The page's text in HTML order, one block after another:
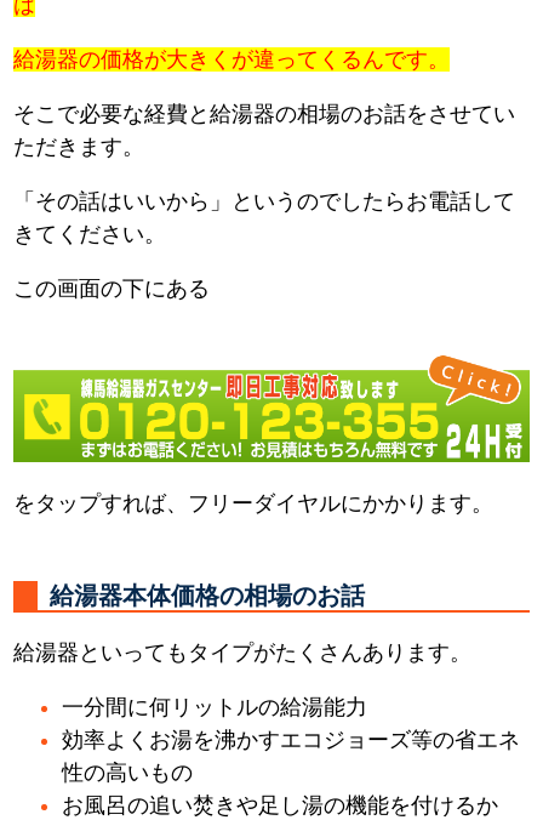
給湯器の価格が大きくが違ってくるんです。
そこで必要な経費と給湯器の相場のお話をさせてい
ただきます。
「その話はいいから」というのでしたらお電話して
きてください。
この画面の下にある
をタップすれば、フリーダイヤルにかかります。
給湯器本体価格の相場のお話
給湯器といってもタイプがたくさんあります。
一分間に何リットルの給湯能力
効率よくお湯を沸かすエコジョーズ等の省エネ
性の高いもの
お風呂の追い焚きや足し湯の機能を付けるか